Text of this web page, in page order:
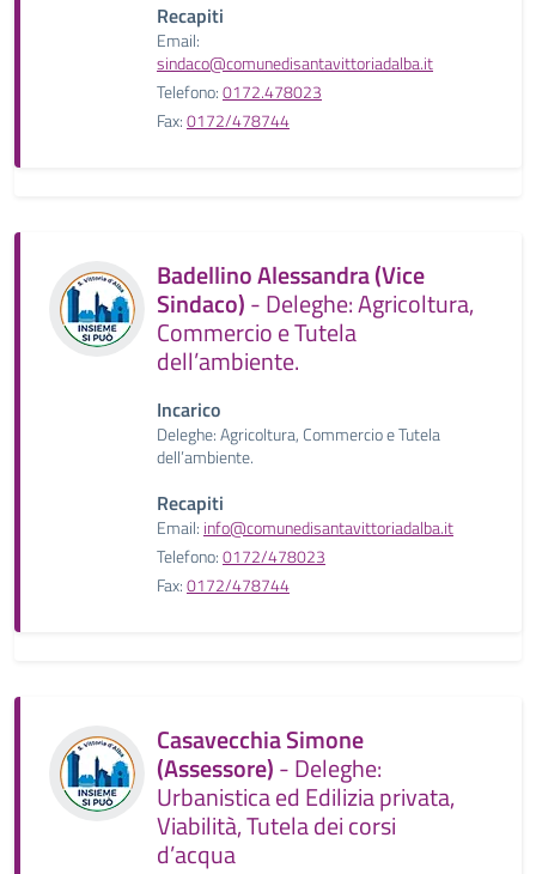
Recapiti
Email:
sindaco@comunedisantavittoriadalba.it
Telefono:0172.478023
Fax:0172/478744
Badellino Alessandra (Vice
Sindaco)- Deleghe: Agricoltura,
Commercio e Tutela
dell’ambiente.
Incarico
Deleghe: Agricoltura, Commercio e Tutela
dell’ambiente.
Recapiti
Email: info@comunedisantavittoriadalba.it
Telefono:0172/478023
Fax:0172/478744
Casavecchia Simone
(Assessore)- Deleghe:
Urbanistica ed Edilizia privata,
Viabilità, Tutela dei corsi
d’acqua